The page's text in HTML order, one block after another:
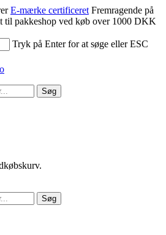
E-mærke certificeret Fremragende på
til pakkeshop ved køb over 1000 DKK
Tryk på Enter for at søge eller ESC
Søg
Søg